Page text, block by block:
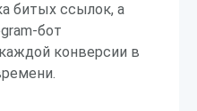
битых ссылок, а
бот
конверсии в